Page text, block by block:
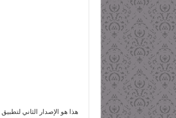
هذا هو الإصدار الثاني لتطبيق